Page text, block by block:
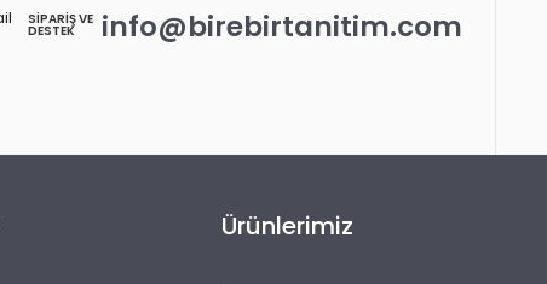
SIPARIŞ VE
DESTEK info@birebirtanitim.com
Ürünlerimiz